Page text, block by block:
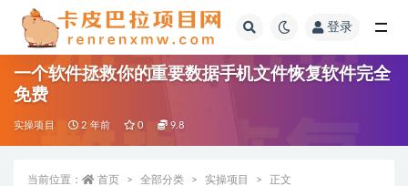
登录
一个软件拯救你的重要数据手机文件恢复软件完全
免费
实操项目 2 年前 0 9.8
当前位置： 首页 全部分类 实操项目 正文
全部